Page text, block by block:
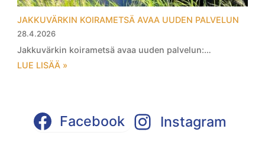
JAKKUVÄRKIN KOIRAMETSÄ AVAA UUDEN PALVELUN
28.4.2026
Jakkuvärkin koirametsä avaa uuden palvelun:…
LUE LISÄÄ »
Facebook Instagram